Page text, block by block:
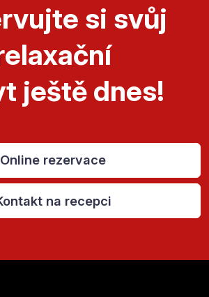
si svůj
ještě dnes!
Online rezervace
na recepci